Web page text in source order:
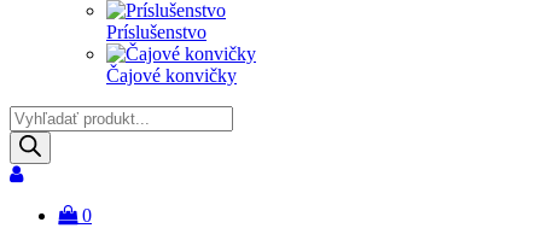
Príslušenstvo
Čajové konvičky
Products
search
0